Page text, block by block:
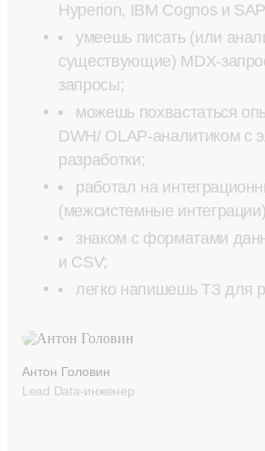
Антон Головин
Lead Data-инженер
Hyperion, IBM Cognos и
умеешь писать (или
существующие) MDX-
запросы;
можешь похвастаться
DWH/ OLAP-аналитиком с
разработки;
работал на
(межсистемные
знаком с форматами
и CSV;
легко напишешь ТЗ для